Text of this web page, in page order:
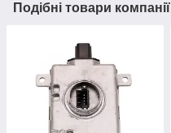
Подібні товари компанії